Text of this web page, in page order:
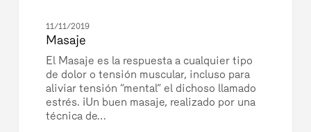
11/11/2019
Masaje
El Masaje es la respuesta a cualquier tipo
de dolor o tensión muscular, incluso para
aliviar tensión “mental” el dichoso llamado
estrés. ¡Un buen masaje, realizado por una
técnica de…